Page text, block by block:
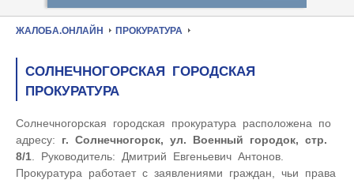
ЖАЛОБА.ОНЛАЙН ПРОКУРАТУРА
СОЛНЕЧНОГОРСКАЯ ГОРОДСКАЯ
ПРОКУРАТУРА
Солнечногорская городская прокуратура расположена по
адресу: г. Солнечногорск, ул. Военный городок, стр.
8/1 . Руководитель: Дмитрий Евгеньевич Антонов.
Прокуратура работает с заявлениями граждан, чьи права